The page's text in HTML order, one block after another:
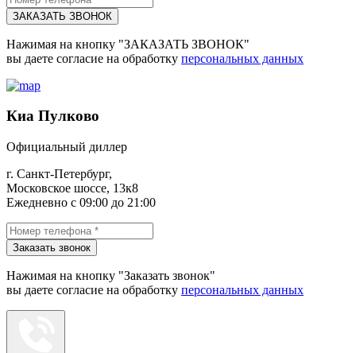
ЗАКАЗАТЬ ЗВОНОК
Нажимая на кнопку "ЗАКАЗАТЬ ЗВОНОК"
вы даете согласие на обработку персональных данных
Киа Пулково
Официальный диллер
г. Санкт-Петербург,
Московское шоссе, 13к8
Ежедневно с 09:00 до 21:00
Заказать звонок
Нажимая на кнопку "Заказать звонок"
вы даете согласие на обработку персональных данных